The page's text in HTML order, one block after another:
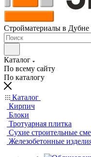
Стройматериалы в Дубне
Каталог
По всему сайту
По каталогу
Каталог
Кирпич
Блоки
Тротуарная плитка
Сухие строительные
Железобетонные